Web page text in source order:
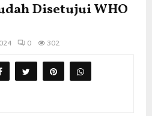
Disetujui WHO
0 302